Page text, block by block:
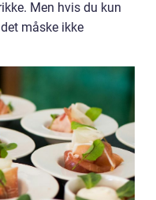
Men hvis du kun
måske ikke